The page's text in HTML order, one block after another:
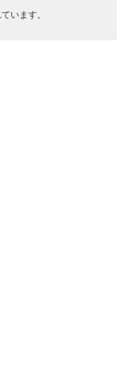
います。